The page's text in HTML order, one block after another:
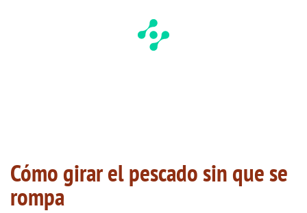
Cómo girar el pescado sin que se
rompa